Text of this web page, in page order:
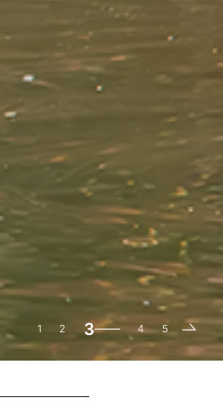
1 2 3 4 5